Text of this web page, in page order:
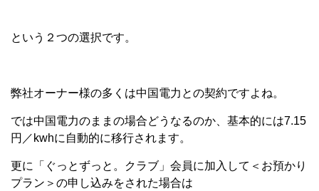
という２つの選択です。
弊社オーナー様の多くは中国電力との契約ですよね。
では中国電力のままの場合どうなるのか、基本的には7.15
円／kwhに自動的に移行されます。
更に「ぐっとずっと。クラブ」会員に加入して＜お預かり
プラン＞の申し込みをされた場合は